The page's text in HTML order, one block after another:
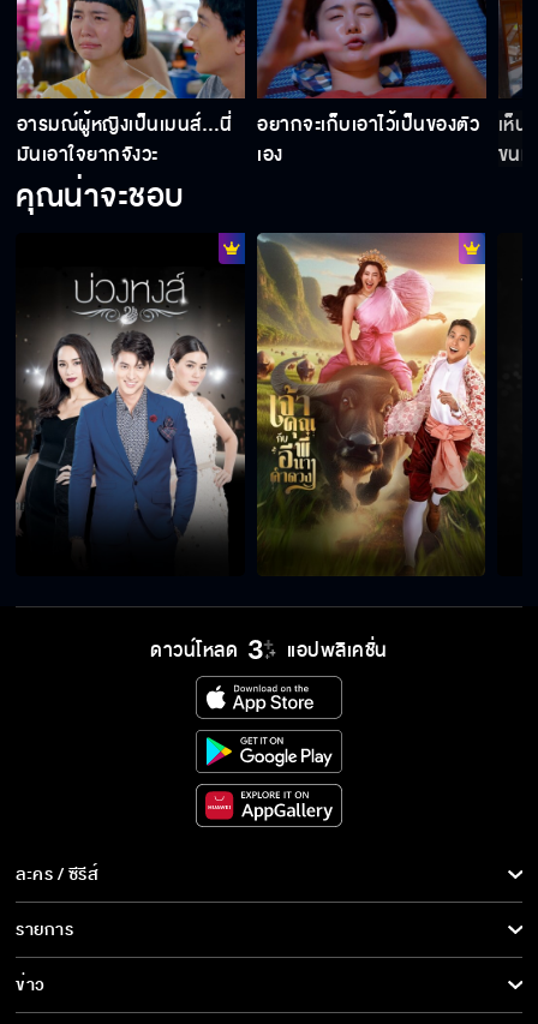
อารมณ์ผู้หญิงเป็นเมนส์…นี่
มันเอาใจยากจังวะ
อยากจะเก็บเอาไว้เป็นของตัว
เอง
เห็
ขนม
คุณน่าจะชอบ
ดาวน์โหลด แอปพลิเคชั่น
ละคร / ซีรีส์
ละคร/ซีรีส์
ซีรีส์นานาชาติ
การ์ตูน & เกม
รายการ
รายการทั้งหมด
ข่าว